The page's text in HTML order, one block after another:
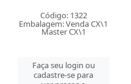
Código: 1322
Embalagem: Venda CX\1
Master CX\1
Faça seu login ou
cadastre-se para